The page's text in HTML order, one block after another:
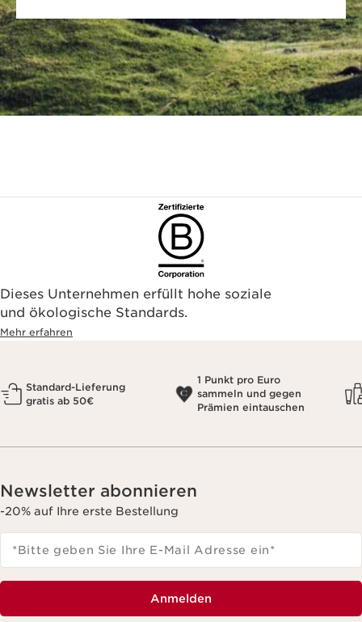
Dieses Unternehmen erfüllt hohe soziale
und ökologische Standards.
Mehr erfahren
Standard-Lieferung
gratis ab 50€
1 Punkt pro Euro
sammeln und gegen
Prämien eintauschen
Newsletter abonnieren
-20% auf Ihre erste Bestellung
*Bitte geben Sie Ihre E-Mail Adresse ein*
Anmelden